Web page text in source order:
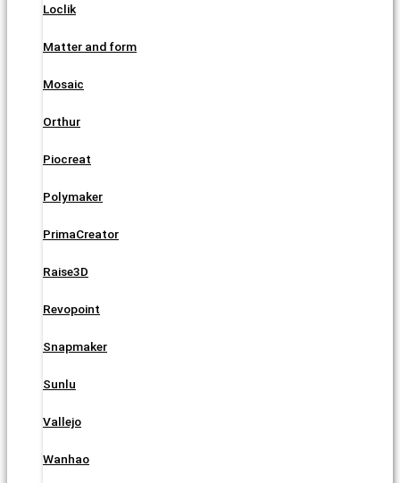
Loclik
Matter and form
Mosaic
Orthur
Piocreat
Polymaker
PrimaCreator
Raise3D
Revopoint
Snapmaker
Sunlu
Vallejo
Wanhao